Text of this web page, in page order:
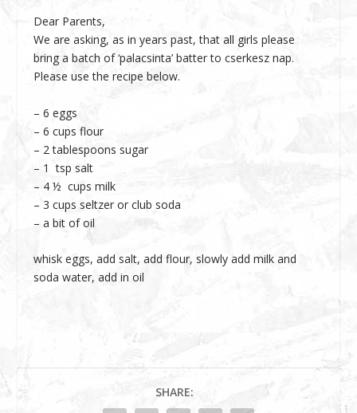
Dear Parents,
We are asking, as in years past, that all girls please
bring a batch of ‘palacsinta’ batter to cserkesz nap.
Please use the recipe below.
– 6 eggs
– 6 cups flour
– 2 tablespoons sugar
– 1 tsp salt
– 4 ½ cups milk
– 3 cups seltzer or club soda
– a bit of oil
whisk eggs, add salt, add flour, slowly add milk and
soda water, add in oil
SHARE: